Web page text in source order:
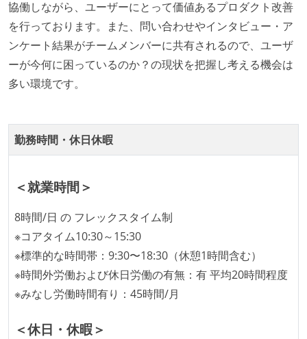
本番にデプロイされるコードには、全てコードレビュ
ーまたはペアプログラミングを実施している
何らかのコーディング規約をチーム全体で遵守するよ
うにしている
が実行される環境が構築されている
テストの実施度
ほとんどのプロダクトコードに単体テストを記述、実
施している
機能の実装と同時にテストコードを記述している
想定される複数環境での品質チェックを義務づけてい
る
アジャイル実践状況
している
協働しながら、ユーザーにとって価値あるプロダクト改善
を行っております。また、問い合わせやインタビュー・ア
ンケート結果がチームメンバーに共有されるので、ユーザ
ーが今何に困っているのか？の現状を把握し考える機会は
多い環境です。
勤務時間・休日休暇
＜就業時間＞
8時間/日 の フレックスタイム制
※コアタイム10:30～15:30
※標準的な時間帯：9:30〜18:30（休憩1時間含む）
※時間外労働および休日労働の有無：有 平均20時間程度
※みなし労働時間有り：45時間/月
＜休日・休暇＞